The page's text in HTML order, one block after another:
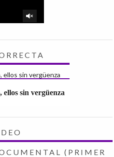
sin vergüenza
(PRIMER